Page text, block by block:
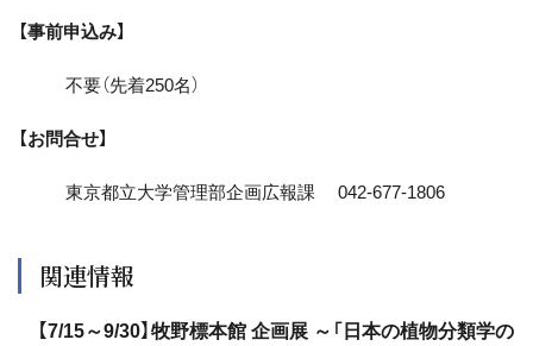
【事前申込み】
不要（先着250名）
【お問合せ】
東京都立大学管理部企画広報課 042-677-1806
関連情報
【7/15～9/30】牧野標本館 企画展 ～「日本の植物分類学の